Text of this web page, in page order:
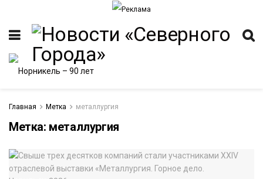
Главная Метка металлургия
Метка: металлургия